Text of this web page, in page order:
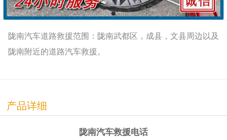
陇南汽车道路救援范围：陇南武都区，成县，文县周边以及
陇南附近的道路汽车救援。
产品详细
陇南汽车救援电话